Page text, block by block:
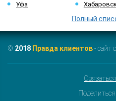
Уфа
Полный
© 2018 Правда клиентов- сайт